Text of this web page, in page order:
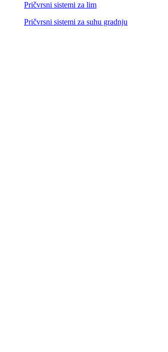
Pričvrsni sistemi za lim
Pričvrsni sistemi za suhu gradnju